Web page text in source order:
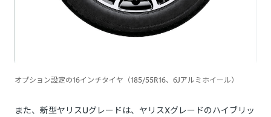
オプション設定の16インチタイヤ（185/55R16、6Jアルミホイール）
また、新型ヤリスUグレードは、ヤリスXグレードのハイブリッ